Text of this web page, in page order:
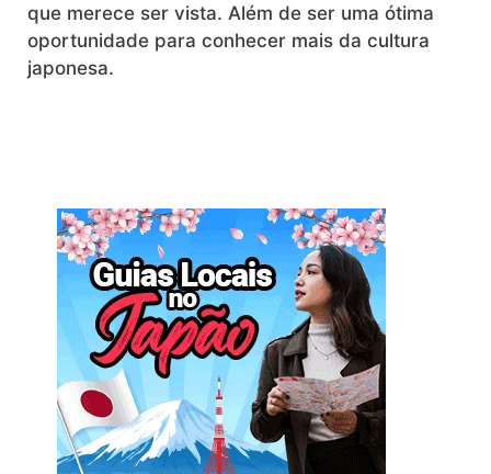
que merece ser vista. Além de ser uma ótima
oportunidade para conhecer mais da cultura
japonesa.